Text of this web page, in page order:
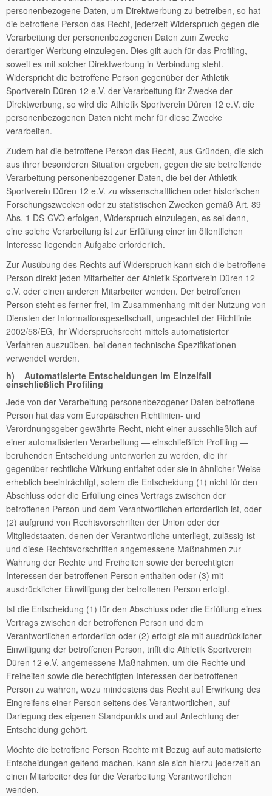
personenbezogene Daten, um Direktwerbung zu betreiben, so hat
die betroffene Person das Recht, jederzeit Widerspruch gegen die
Verarbeitung der personenbezogenen Daten zum Zwecke
derartiger Werbung einzulegen. Dies gilt auch für das Profiling,
soweit es mit solcher Direktwerbung in Verbindung steht.
Widerspricht die betroffene Person gegenüber der Athletik
Sportverein Düren 12 e.V. der Verarbeitung für Zwecke der
Direktwerbung, so wird die Athletik Sportverein Düren 12 e.V. die
personenbezogenen Daten nicht mehr für diese Zwecke
verarbeiten.
Zudem hat die betroffene Person das Recht, aus Gründen, die sich
aus ihrer besonderen Situation ergeben, gegen die sie betreffende
Verarbeitung personenbezogener Daten, die bei der Athletik
Sportverein Düren 12 e.V. zu wissenschaftlichen oder historischen
Forschungszwecken oder zu statistischen Zwecken gemäß Art. 89
Abs. 1 DS-GVO erfolgen, Widerspruch einzulegen, es sei denn,
eine solche Verarbeitung ist zur Erfüllung einer im öffentlichen
Interesse liegenden Aufgabe erforderlich.
Zur Ausübung des Rechts auf Widerspruch kann sich die betroffene
Person direkt jeden Mitarbeiter der Athletik Sportverein Düren 12
e.V. oder einen anderen Mitarbeiter wenden. Der betroffenen
Person steht es ferner frei, im Zusammenhang mit der Nutzung von
Diensten der Informationsgesellschaft, ungeachtet der Richtlinie
2002/58/EG, ihr Widerspruchsrecht mittels automatisierter
Verfahren auszuüben, bei denen technische Spezifikationen
verwendet werden.
h) Automatisierte Entscheidungen im Einzelfall
einschließlich Profiling
Jede von der Verarbeitung personenbezogener Daten betroffene
Person hat das vom Europäischen Richtlinien- und
Verordnungsgeber gewährte Recht, nicht einer ausschließlich auf
einer automatisierten Verarbeitung — einschließlich Profiling —
beruhenden Entscheidung unterworfen zu werden, die ihr
gegenüber rechtliche Wirkung entfaltet oder sie in ähnlicher Weise
erheblich beeinträchtigt, sofern die Entscheidung (1) nicht für den
Abschluss oder die Erfüllung eines Vertrags zwischen der
betroffenen Person und dem Verantwortlichen erforderlich ist, oder
(2) aufgrund von Rechtsvorschriften der Union oder der
Mitgliedstaaten, denen der Verantwortliche unterliegt, zulässig ist
und diese Rechtsvorschriften angemessene Maßnahmen zur
Wahrung der Rechte und Freiheiten sowie der berechtigten
Interessen der betroffenen Person enthalten oder (3) mit
ausdrücklicher Einwilligung der betroffenen Person erfolgt.
Ist die Entscheidung (1) für den Abschluss oder die Erfüllung eines
Vertrags zwischen der betroffenen Person und dem
Verantwortlichen erforderlich oder (2) erfolgt sie mit ausdrücklicher
Einwilligung der betroffenen Person, trifft die Athletik Sportverein
Düren 12 e.V. angemessene Maßnahmen, um die Rechte und
Freiheiten sowie die berechtigten Interessen der betroffenen
Person zu wahren, wozu mindestens das Recht auf Erwirkung des
Eingreifens einer Person seitens des Verantwortlichen, auf
Darlegung des eigenen Standpunkts und auf Anfechtung der
Entscheidung gehört.
Möchte die betroffene Person Rechte mit Bezug auf automatisierte
Entscheidungen geltend machen, kann sie sich hierzu jederzeit an
einen Mitarbeiter des für die Verarbeitung Verantwortlichen
wenden.